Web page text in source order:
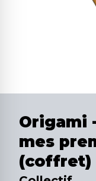
Origami
mes
(coffret)